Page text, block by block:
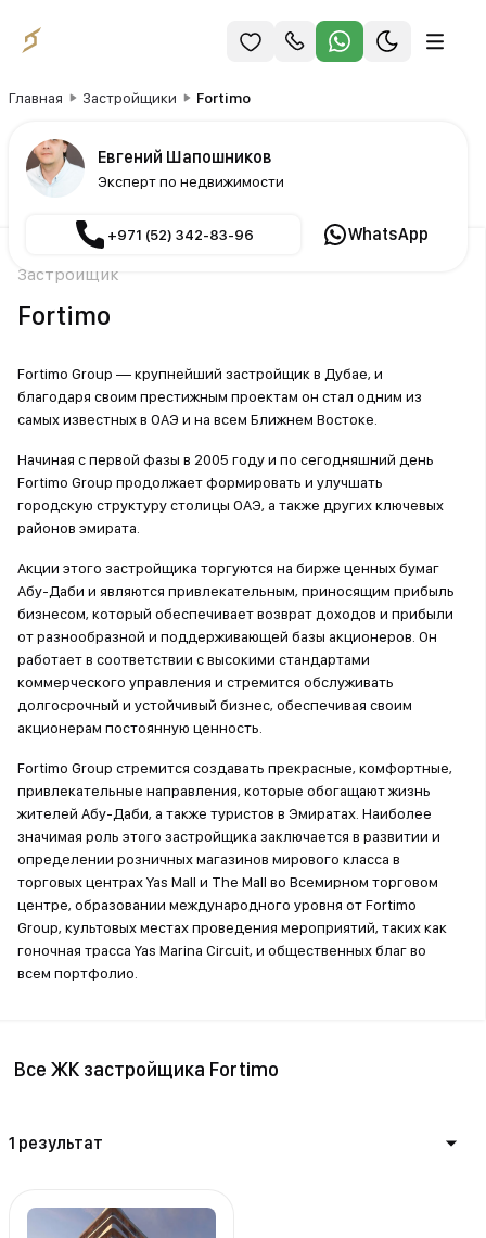
Главная Застройщики Fortimo
Застройщик
Fortimo
Fortimo Group — крупнейший застройщик в Дубае, и
благодаря своим престижным проектам он стал одним из
самых известных в ОАЭ и на всем Ближнем Востоке.
Начиная с первой фазы в 2005 году и по сегодняшний день
Fortimo Group продолжает формировать и улучшать
городскую структуру столицы ОАЭ, а также других ключевых
районов эмирата.
Акции этого застройщика торгуются на бирже ценных бумаг
Абу-Даби и являются привлекательным, приносящим прибыль
бизнесом, который обеспечивает возврат доходов и прибыли
от разнообразной и поддерживающей базы акционеров. Он
работает в соответствии с высокими стандартами
коммерческого управления и стремится обслуживать
долгосрочный и устойчивый бизнес, обеспечивая своим
акционерам постоянную ценность.
Fortimo Group стремится создавать прекрасные, комфортные,
привлекательные направления, которые обогащают жизнь
жителей Абу-Даби, а также туристов в Эмиратах. Наиболее
значимая роль этого застройщика заключается в развитии и
определении розничных магазинов мирового класса в
торговых центрах Yas Mall и The Mall во Всемирном торговом
центре, образовании международного уровня от Fortimo
Group, культовых местах проведения мероприятий, таких как
гоночная трасса Yas Marina Circuit, и общественных благ во
всем портфолио.
Евгений Шапошников
Эксперт по недвижимости
+971 (52) 342-83-96 WhatsApp
Все ЖК застройщика Fortimo
1 результат